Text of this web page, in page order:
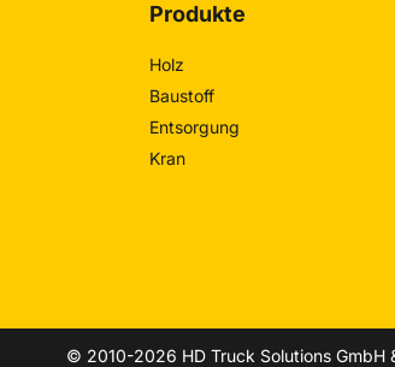
Produkte
Holz
Baustoff
Entsorgung
Kran
© 2010-2026 HD Truck Solutions GmbH